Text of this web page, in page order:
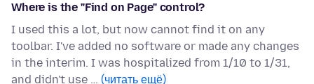
Where is the "Find on Page" control?
I used this a lot, but now cannot find it on any
toolbar. I've added no software or made any changes
in the interim. I was hospitalized from 1/10 to 1/31,
and didn't use … (читать ещё)